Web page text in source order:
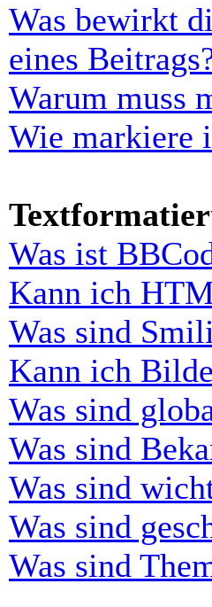
Was bewirkt
eines
Warum muss
Wie markiere
Was ist
Kann ich
Was sind
Kann ich
Was sind
Was sind
Was sind
Was sind
Was sind